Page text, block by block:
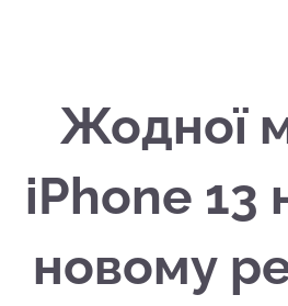
Жодної
iPhone 13
новому